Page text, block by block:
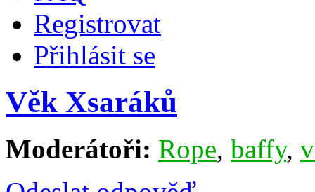
Registrovat
Přihlásit se
Věk Xsaráků
Moderátoři: Rope, baffy,